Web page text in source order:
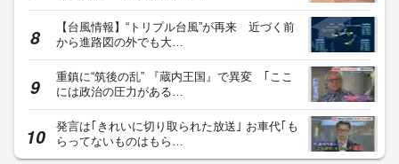
【台風情報】“トリプル台風”が再来 近づく前
から進路図の外でも大…
重鎮に“筑後の乱” 『蔵内王国』で異変 ｢ここ
には政治の圧力がある…
発言は｢きれいに切り取られた放送｣ お車代｢も
らってないものはもら…